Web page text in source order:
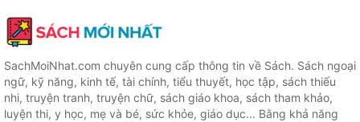
SachMoiNhat.com chuyên cung cấp thông tin về Sách. Sách ngoại
ngữ, kỹ năng, kinh tế, tài chính, tiểu thuyết, học tập, sách thiếu
nhi, truyện tranh, truyện chữ, sách giáo khoa, sách tham khảo,
luyện thi, y học, mẹ và bé, sức khỏe, giáo dục... Bằng khả năng